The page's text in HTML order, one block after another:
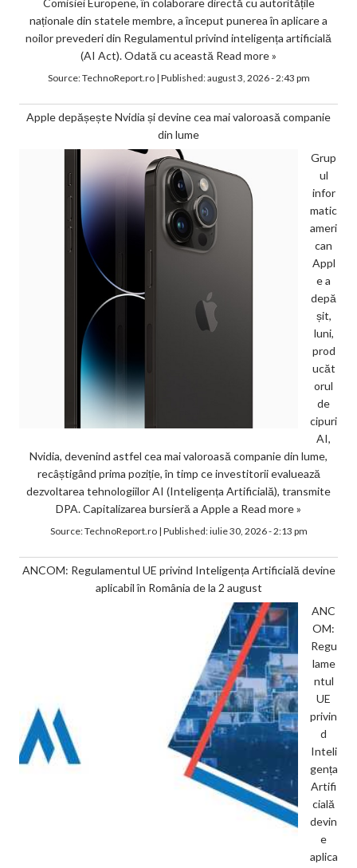
naționale din statele membre, a început punerea în aplicare a
noilor prevederi din Regulamentul privind inteligența artificială
(AI Act). Odată cu această Read more »
Source:TechnoReport.ro| Published:august 3, 2026 - 2:43 pm
Apple depășește Nvidia și devine cea mai valoroasă companie
din lume
Grup
ul
infor
matic
ameri
can
Appl
e a
depă
șit,
luni,
prod
ucăt
orul
de
cipuri
AI,
Nvidia, devenind astfel cea mai valoroasă companie din lume,
recâștigând prima poziție, în timp ce investitorii evaluează
dezvoltarea tehnologiilor AI (Inteligența Artificială), transmite
DPA. Capitalizarea bursieră a Apple a Read more »
Source:TechnoReport.ro| Published:iulie 30, 2026 - 2:13 pm
ANCOM: Regulamentul UE privind Inteligența Artificială devine
aplicabil în România de la 2 august
ANC
OM:
Regu
lame
ntul
UE
privin
d
Inteli
gența
Artifi
cială
devin
e
aplica